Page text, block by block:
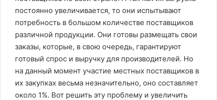
постоянно увеличивается, то они испытывают
потребность в большом количестве поставщиков
различной продукции. Они готовы размещать свои
заказы, которые, в свою очередь, гарантируют
готовый спрос и выручку для производителей. Но
на данный момент участие местных поставщиков в
их закупках весьма незначительно, оно составляет
около 1%. Вот решить эту проблему и увеличить